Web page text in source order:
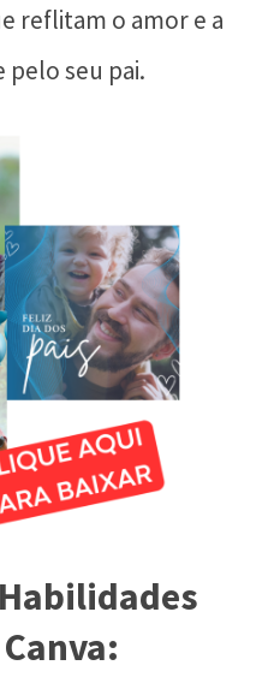
reflitam o amor e a
pelo seu pai.